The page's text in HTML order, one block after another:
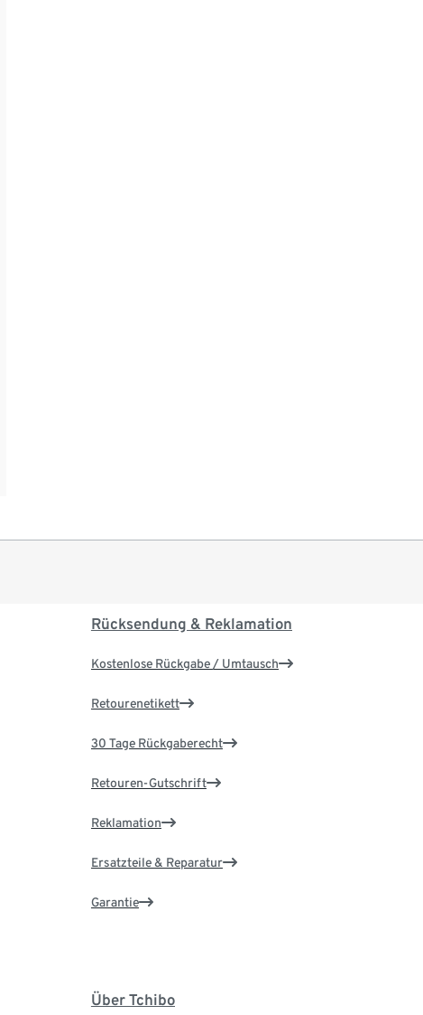
Rücksendung & Reklamation
Kostenlose Rückgabe / Umtausch
Retourenetikett
30 Tage Rückgaberecht
Retouren-Gutschrift
Reklamation
Ersatzteile & Reparatur
Garantie
Über Tchibo